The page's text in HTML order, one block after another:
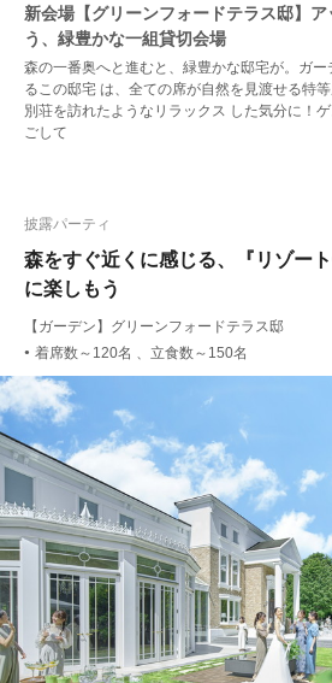
新会場【グリーンフォードテラス邸】
う、緑豊かな一組貸切会場
森の一番奥へと進むと、緑豊かな邸宅が。ガ
るこの邸宅 は、全ての席が自然を見渡せる特
別荘を訪れたようなリラックス した気分に！
ごして
森をすぐ近くに感じる、『リゾー
に楽しもう
披露パーティ
【ガーデン】グリーンフォードテラス邸
● 着席数～120名 、立食数～150名